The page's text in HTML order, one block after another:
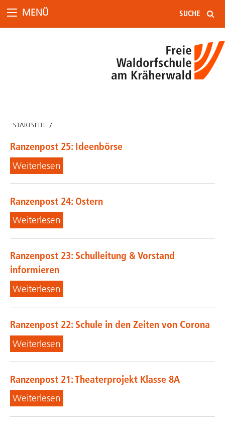
MENÜ
STARTSEITE
Ranzenpost 25: Ideenbörse
Weiterlesen
Ranzenpost 24: Ostern
Weiterlesen
Ranzenpost 23: Schulleitung & Vorstand
informieren
Weiterlesen
Ranzenpost 22: Schule in den Zeiten von Corona
Weiterlesen
Ranzenpost 21: Theaterprojekt Klasse 8A
Weiterlesen